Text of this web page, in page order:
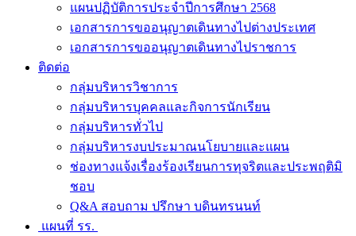
แผนปฏิบัติการประจำปีการศึกษา 2568
เอกสารการขออนุญาตเดินทางไปต่างประเทศ
เอกสารการขออนุญาตเดินทางไปราชการ
ติดต่อ
กลุ่มบริหารวิชาการ
กลุ่มบริหารบุคคลและกิจการนักเรียน
กลุ่มบริหารทั่วไป
กลุ่มบริหารงบประมาณนโยบายและแผน
ช่องทางแจ้งเรื่องร้องเรียนการทุจริตและประพฤติมิ
ชอบ
Q&A สอบถาม ปรึกษา บดินทรนนท์
แผนที่ รร.